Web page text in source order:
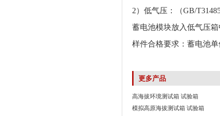
2）低气压：（GB/
蓄电池模块放入低气压
样件合格要求：蓄电池
更多产品
高海拔环境测试箱 试验箱
模拟高原海拔测试箱 试验箱